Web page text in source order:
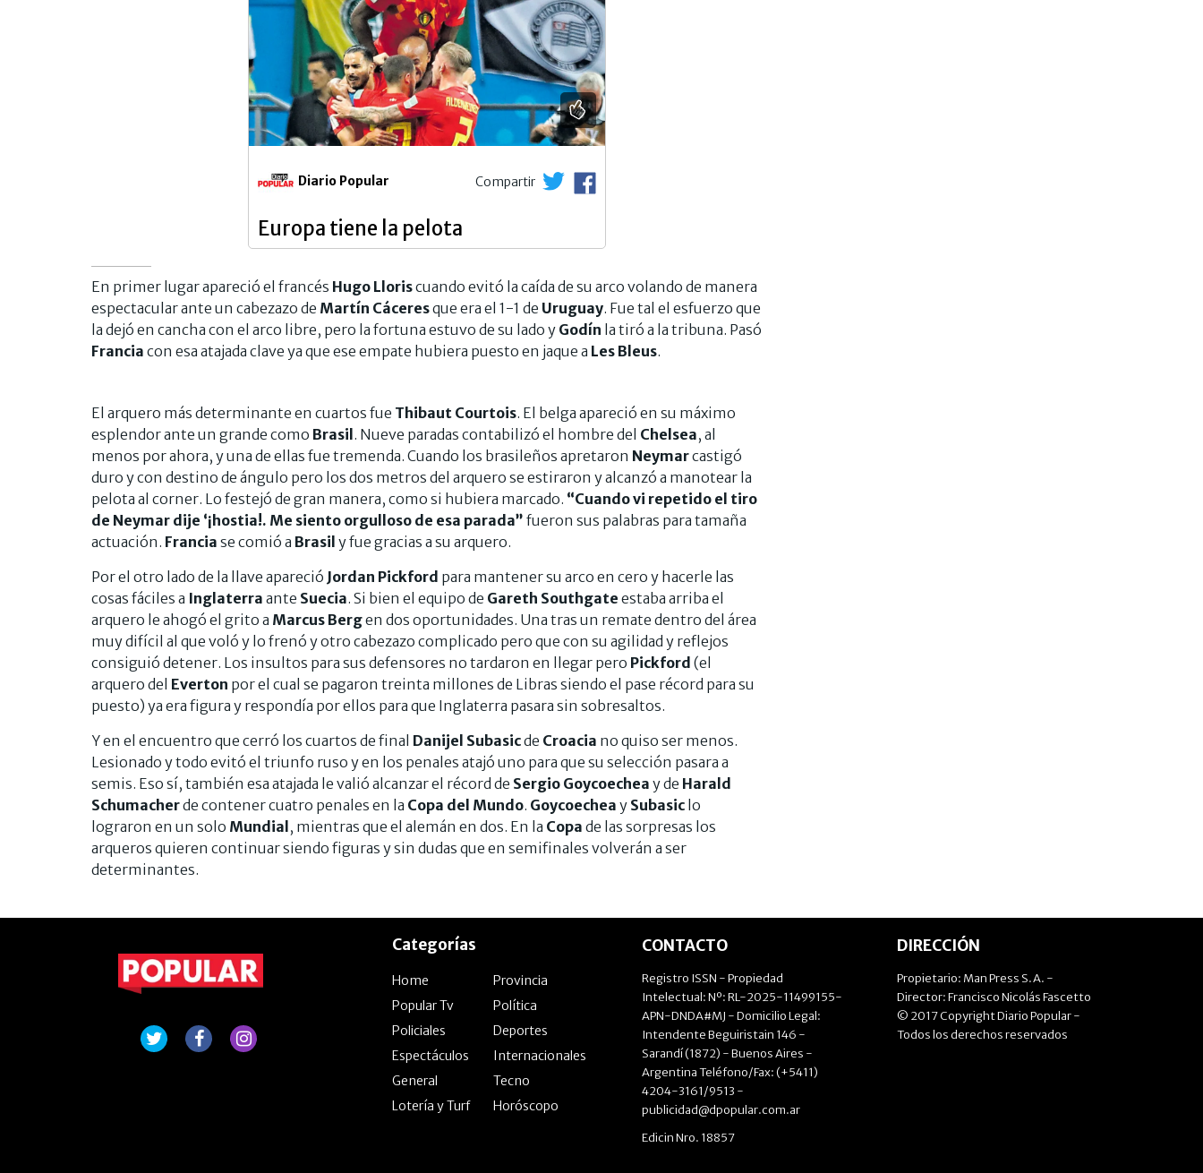
Diario Popular Compartir
Europa tiene la pelota
En primer lugar apareció el francés Hugo Lloriscuando evitó la caída de su arco volando de manera
espectacular ante un cabezazo de Martín Cáceresque era el 1-1 de Uruguay. Fue tal el esfuerzo que
la dejó en cancha con el arco libre, pero la fortuna estuvo de su lado y Godín la tiró a la tribuna. Pasó
Francia con esa atajada clave ya que ese empate hubiera puesto en jaque a Les Bleus.
El arquero más determinante en cuartos fue Thibaut Courtois. El belga apareció en su máximo
esplendor ante un grande como Brasil . Nueve paradas contabilizó el hombre del Chelsea, al
menos por ahora, y una de ellas fue tremenda. Cuando los brasileños apretaron Neymarcastigó
duro y con destino de ángulo pero los dos metros del arquero se estiraron y alcanzó a manotear la
pelota al corner. Lo festejó de gran manera, como si hubiera marcado. “Cuando vi repetido el tiro
de Neymar dije ‘¡hostia!. Me siento orgulloso de esa parada” fueron sus palabras para tamaña
actuación. Francia se comió a Brasil y fue gracias a su arquero.
Por el otro lado de la llave apareció Jordan Pickford para mantener su arco en cero y hacerle las
cosas fáciles a Inglaterra ante Suecia. Si bien el equipo de Gareth Southgate estaba arriba el
arquero le ahogó el grito a Marcus Bergen dos oportunidades. Una tras un remate dentro del área
muy difícil al que voló y lo frenó y otro cabezazo complicado pero que con su agilidad y reflejos
consiguió detener. Los insultos para sus defensores no tardaron en llegar pero Pickford (el
arquero del Everton por el cual se pagaron treinta millones de Libras siendo el pase récord para su
puesto) ya era figura y respondía por ellos para que Inglaterra pasara sin sobresaltos.
Y en el encuentro que cerró los cuartos de final Danijel Subasicde Croacia no quiso ser menos.
Lesionado y todo evitó el triunfo ruso y en los penales atajó uno para que su selección pasara a
semis. Eso sí, también esa atajada le valió alcanzar el récord de Sergio Goycoechea y de Harald
Schumacherde contener cuatro penales en la Copa del Mundo. Goycoechea y Subasic lo
lograron en un solo Mundial , mientras que el alemán en dos. En la Copa de las sorpresas los
arqueros quieren continuar siendo figuras y sin dudas que en semifinales volverán a ser
determinantes.
Categorías
Home
Provincia
Popular Tv
Política
Policiales
Deportes
Espectáculos
Internacionales
General
Tecno
Lotería y Turf
Horóscopo
CONTACTO
Registro ISSN - Propiedad
Intelectual: Nº: RL-2025-11499155-
APN-DNDA#MJ - Domicilio Legal:
Intendente Beguiristain 146 -
Sarandí (1872) - Buenos Aires -
Argentina Teléfono/Fax: (+5411)
4204-3161/9513 -
publicidad@dpopular.com.ar
Edicin Nro. 18857
DIRECCIÓN
Propietario: Man Press S.A. -
Director: Francisco Nicolás Fascetto
© 2017 Copyright Diario Popular -
Todos los derechos reservados